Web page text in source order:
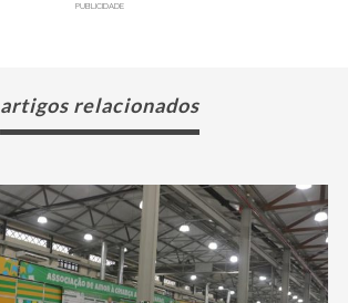
PUBLICIDADE
artigos relacionados